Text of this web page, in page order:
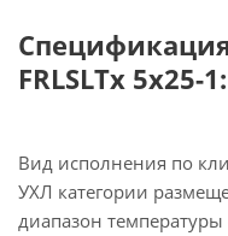
FRLSLTx 5х25-1:
Вид исполнения по
УХЛ категории
диапазон